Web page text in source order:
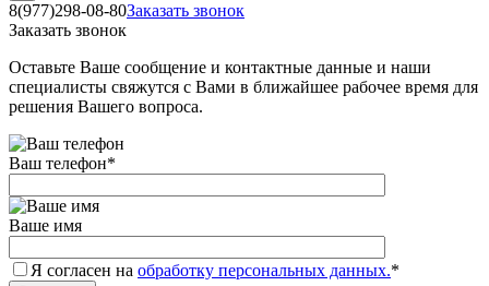
8(977)298-08-80Заказать звонок
Заказать звонок
Оставьте Ваше сообщение и контактные данные и наши
специалисты свяжутся с Вами в ближайшее рабочее время для
решения Вашего вопроса.
Ваш телефон*
Ваше имя
Я согласен на обработку персональных данных.*